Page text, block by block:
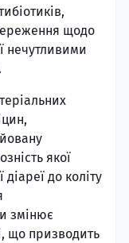
щодо
нечутливими
якої
до коліту
змінює
що призводить